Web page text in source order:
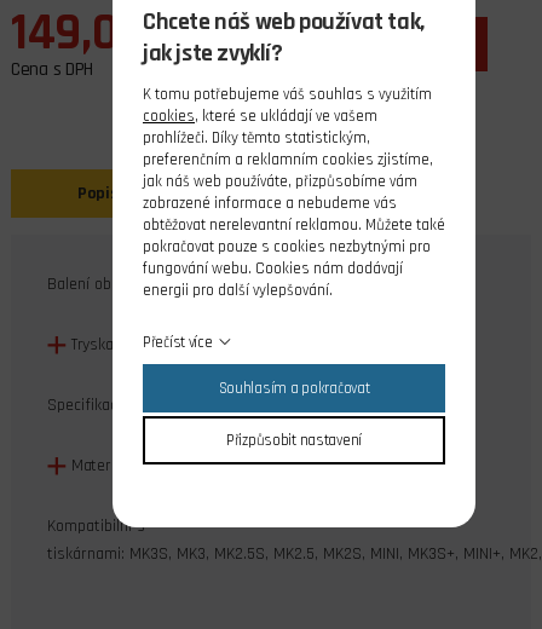
149,00 Kč
Cena s DPH
Popis Související produkty
Balení obsahuje:
Tryska V6 (1 ks)
Specifikace:
Materiál: Mosaz
Kompatibilní s
tiskárnami: MK3S, MK3, MK2.5S, MK2.5, MK2S, MINI, MK3S+, MINI+,
Chcete náš web používat tak,
jak jste zvyklí?
K tomu potřebujeme váš souhlas s využitím
cookies, které se ukládají ve vašem
prohlížeči. Díky těmto statistickým,
preferenčním a reklamním cookies zjistíme,
jak náš web používáte, přizpůsobíme vám
zobrazené informace a nebudeme vás
obtěžovat nerelevantní reklamou. Můžete také
pokračovat pouze s cookies nezbytnými pro
fungování webu. Cookies nám dodávají
energii pro další vylepšování.
Přečíst více
Souhlasím a pokračovat
Přizpůsobit nastavení